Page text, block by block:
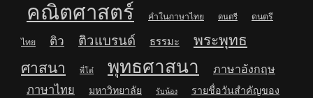
คณิตศาสตร์ คำในภาษาไทย ดนตรี ดนตรี
ไทย ติว ติวแบรนด์ ธรรมะ
พระพุทธ
ศาสนา
พี่โต๋ พุทธศาสนา ภาษาอังกฤษ
ภาษาไทย มหาวิทยาลัย รับน้อง
รายชื่อวันสำคัญของ